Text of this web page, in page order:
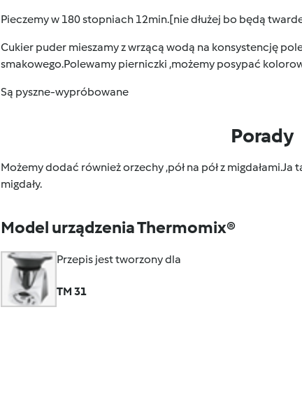
Pieczemy w 180 stopniach 12min.[nie dłużej bo będą
Cukier puder mieszamy z wrzącą wodą na konsystencję
smakowego.Polewamy pierniczki ,możemy posypać
Są pyszne-wypróbowane
Porady
Możemy dodać również orzechy ,pół na pół z
migdały.
Model urządzenia Thermomix®
Przepis jest tworzony dla
TM 31